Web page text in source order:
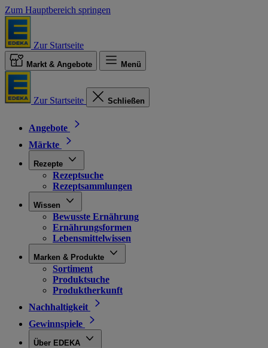
Zum Hauptbereich springen
Zur Startseite
Markt & Angebote Menü
Zur Startseite Schließen
Angebote
Märkte
Rezepte
Rezeptsuche
Rezeptsammlungen
Wissen
Bewusste Ernährung
Ernährungsformen
Lebensmittelwissen
Marken & Produkte
Sortiment
Produktsuche
Produktherkunft
Nachhaltigkeit
Gewinnspiele
Über EDEKA